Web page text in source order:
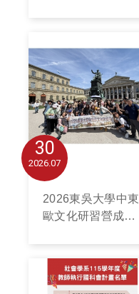
30
07
2026
2026東吳大學中東
歐文化研習營成果